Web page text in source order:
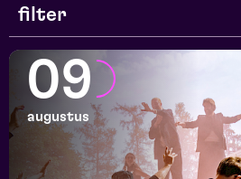
filter
genre
series en selecties
maand
09
augustus